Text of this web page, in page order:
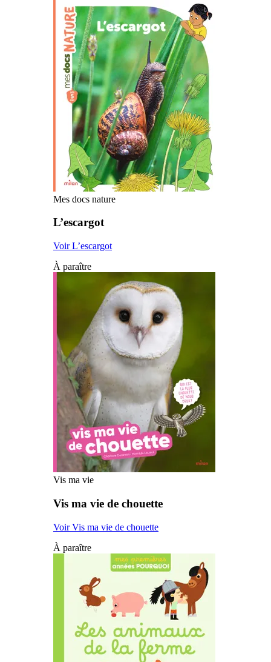
Mes docs nature
L’escargot
Voir L’escargot
À paraître
Vis ma vie
Vis ma vie de chouette
Voir Vis ma vie de chouette
À paraître